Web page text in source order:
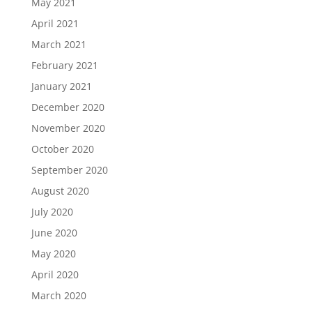
April 2021
March 2021
February 2021
January 2021
December 2020
November 2020
October 2020
September 2020
August 2020
July 2020
June 2020
May 2020
April 2020
March 2020